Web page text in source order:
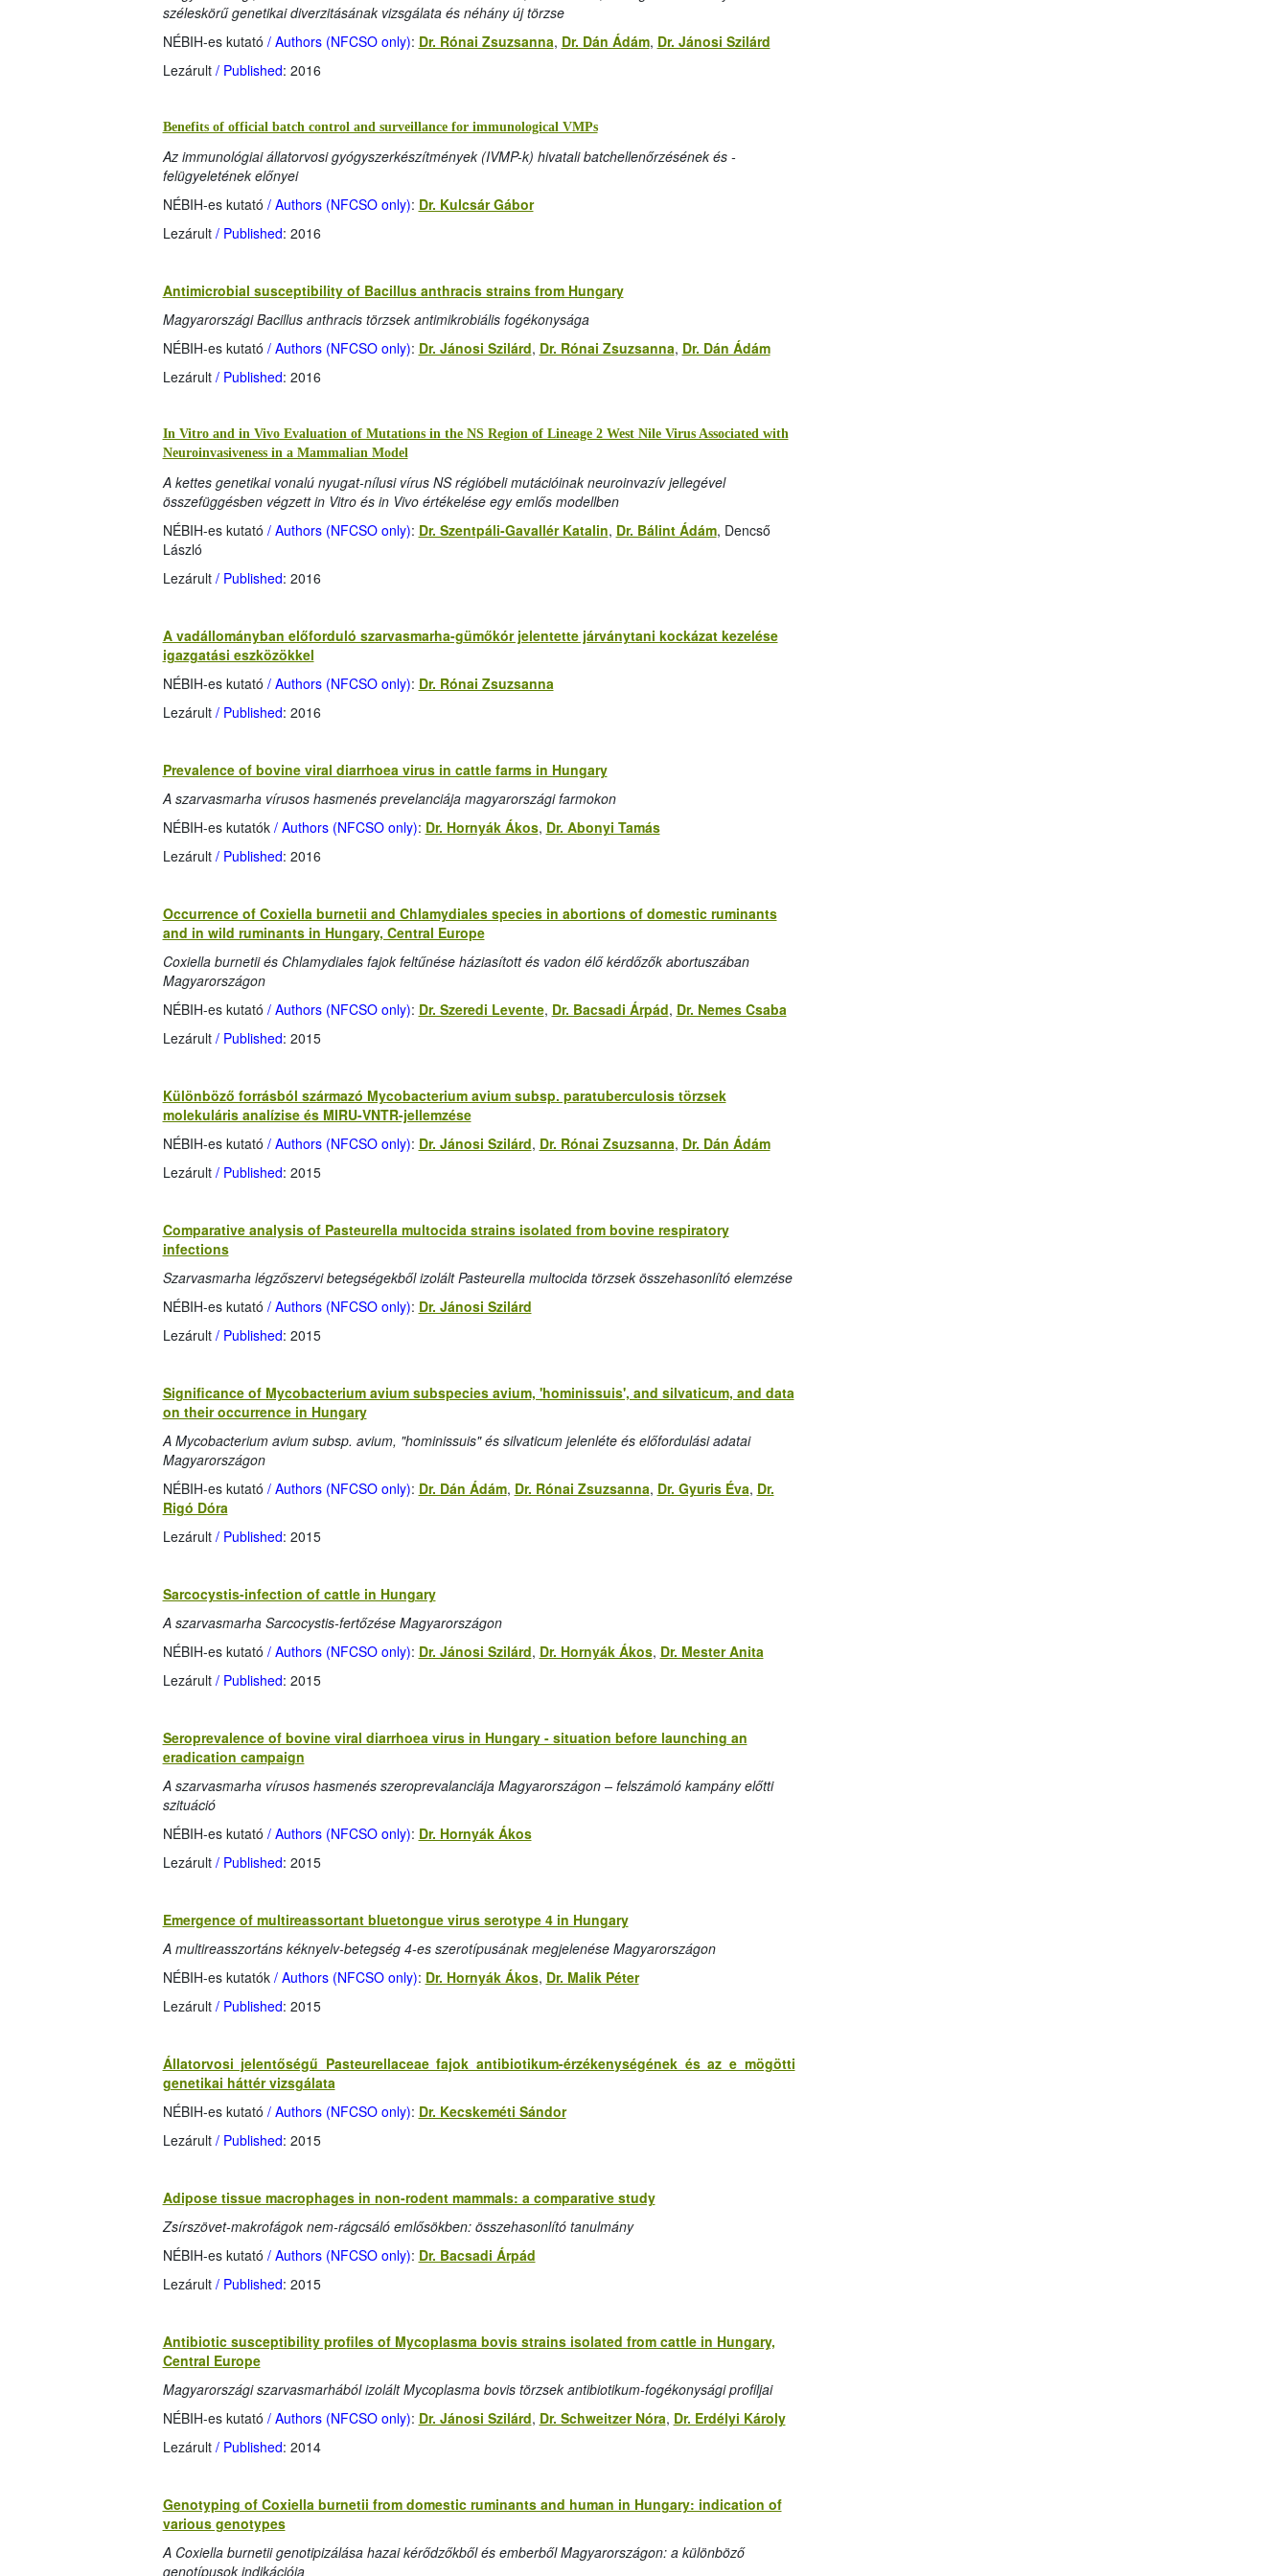
széleskörű genetikai diverzitásának vizsgálata és néhány új törzse
NÉBIH-es kutató / Authors (NFCSO only): Dr. Rónai Zsuzsanna, Dr. Dán Ádám, Dr. Jánosi Szilárd
Lezárult/ Published: 2016
Benefits of official batch control and surveillance for immunological VMPs
Az immunológiai állatorvosi gyógyszerkészítmények (IVMP-k) hivatali batchellenőrzésének és -
felügyeletének előnyei
NÉBIH-es kutató / Authors (NFCSO only): Dr. Kulcsár Gábor
Lezárult/ Published: 2016
Antimicrobial susceptibility of Bacillus anthracis strains from Hungary
Magyarországi Bacillus anthracis törzsek antimikrobiális fogékonysága
NÉBIH-es kutató / Authors (NFCSO only): Dr. Jánosi Szilárd, Dr. Rónai Zsuzsanna, Dr. Dán Ádám
Lezárult/ Published: 2016
In Vitro and in Vivo Evaluation of Mutations in the NS Region of Lineage 2 West Nile Virus Associated with
Neuroinvasiveness in a Mammalian Model
A kettes genetikai vonalú nyugat-nílusi vírus NS régióbeli mutációinak neuroinvazív jellegével
összefüggésben végzett in Vitro és in Vivo értékelése egy emlős modellben
NÉBIH-es kutató / Authors (NFCSO only): Dr. Szentpáli-Gavallér Katalin, Dr. Bálint Ádám, Dencső
László
Lezárult/ Published: 2016
A vadállományban előforduló szarvasmarha-gümőkór jelentette járványtani kockázat kezelése
igazgatási eszközökkel
NÉBIH-es kutató / Authors (NFCSO only): Dr. Rónai Zsuzsanna
Lezárult/ Published: 2016
Prevalence of bovine viral diarrhoea virus in cattle farms in Hungary
A szarvasmarha vírusos hasmenés prevelanciája magyarországi farmokon
NÉBIH-es kutatók / Authors (NFCSO only): Dr. Hornyák Ákos, Dr. Abonyi Tamás
Lezárult/ Published: 2016
Occurrence of Coxiella burnetii and Chlamydiales species in abortions of domestic ruminants
and in wild ruminants in Hungary, Central Europe
Coxiella burnetii és Chlamydiales fajok feltűnése háziasított és vadon élő kérdőzők abortuszában
Magyarországon
NÉBIH-es kutató / Authors (NFCSO only): Dr. Szeredi Levente, Dr. Bacsadi Árpád, Dr. Nemes Csaba
Lezárult/ Published: 2015
Különböző forrásból származó Mycobacterium avium subsp. paratuberculosis törzsek
molekuláris analízise és MIRU-VNTR-jellemzése
NÉBIH-es kutató / Authors (NFCSO only): Dr. Jánosi Szilárd, Dr. Rónai Zsuzsanna, Dr. Dán Ádám
Lezárult/ Published: 2015
Comparative analysis of Pasteurella multocida strains isolated from bovine respiratory
infections
Szarvasmarha légzőszervi betegségekből izolált Pasteurella multocida törzsek összehasonlító elemzése
NÉBIH-es kutató / Authors (NFCSO only): Dr. Jánosi Szilárd
Lezárult/ Published: 2015
Significance of Mycobacterium avium subspecies avium, 'hominissuis', and silvaticum, and data
on their occurrence in Hungary
A Mycobacterium avium subsp. avium, "hominissuis" és silvaticum jelenléte és előfordulási adatai
Magyarországon
NÉBIH-es kutató / Authors (NFCSO only): Dr. Dán Ádám, Dr. Rónai Zsuzsanna, Dr. Gyuris Éva, Dr.
Rigó Dóra
Lezárult/ Published: 2015
Sarcocystis-infection of cattle in Hungary
A szarvasmarha Sarcocystis-fertőzése Magyarországon
NÉBIH-es kutató / Authors (NFCSO only): Dr. Jánosi Szilárd, Dr. Hornyák Ákos, Dr. Mester Anita
Lezárult/ Published: 2015
Seroprevalence of bovine viral diarrhoea virus in Hungary - situation before launching an
eradication campaign
A szarvasmarha vírusos hasmenés szeroprevalanciája Magyarországon – felszámoló kampány előtti
szituáció
NÉBIH-es kutató / Authors (NFCSO only): Dr. Hornyák Ákos
Lezárult/ Published: 2015
Emergence of multireassortant bluetongue virus serotype 4 in Hungary
A multireasszortáns kéknyelv-betegség 4-es szerotípusának megjelenése Magyarországon
NÉBIH-es kutatók / Authors (NFCSO only): Dr. Hornyák Ákos, Dr. Malik Péter
Lezárult/ Published: 2015
Állatorvosi jelentőségű Pasteurellaceae fajok antibiotikum-érzékenységének és az e mögötti
genetikai háttér vizsgálata
NÉBIH-es kutató / Authors (NFCSO only): Dr. Kecskeméti Sándor
Lezárult/ Published: 2015
Adipose tissue macrophages in non-rodent mammals: a comparative study
Zsírszövet-makrofágok nem-rágcsáló emlősökben: összehasonlító tanulmány
NÉBIH-es kutató / Authors (NFCSO only): Dr. Bacsadi Árpád
Lezárult/ Published: 2015
Antibiotic susceptibility profiles of Mycoplasma bovis strains isolated from cattle in Hungary,
Central Europe
Magyarországi szarvasmarhából izolált Mycoplasma bovis törzsek antibiotikum-fogékonysági profiljai
NÉBIH-es kutató / Authors (NFCSO only): Dr. Jánosi Szilárd, Dr. Schweitzer Nóra, Dr. Erdélyi Károly
Lezárult/ Published: 2014
Genotyping of Coxiella burnetii from domestic ruminants and human in Hungary: indication of
various genotypes
A Coxiella burnetii genotipizálása hazai kérődzőkből és emberből Magyarországon: a különböző
genotípusok indikációja